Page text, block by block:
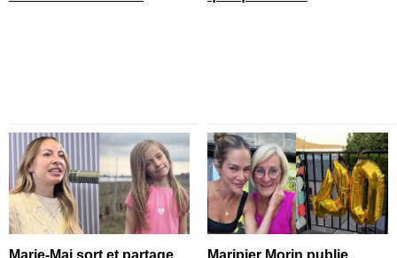
Marie-Mai sort et partage
Maripier Morin publie